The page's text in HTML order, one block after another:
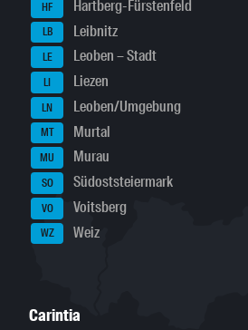
HF Hartberg-Fürstenfeld
LB Leibnitz
LE Leoben – Stadt
LI Liezen
LN Leoben/Umgebung
MT Murtal
MU Murau
SO Südoststeiermark
VO Voitsberg
WZ Weiz
Carintia